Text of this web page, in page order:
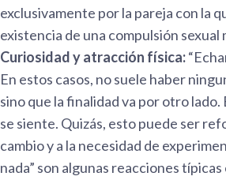
exclusivamente por la pareja con la
existencia de una compulsión sexual
Curiosidad y atracción física:
En estos casos, no suele haber
sino que la finalidad va por otro
se siente. Quizás, esto puede ser
cambio y a la necesidad de
nada” son algunas reacciones